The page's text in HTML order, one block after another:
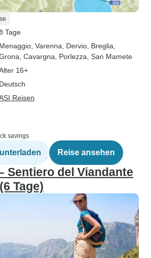
Tage
Menaggio , Varenna , Dervio , Breglia
, Cavargna , Porlezza , San Mamete
16+
Deutsch
Reisen
savings
Reise ansehen
Sentiero del Viandante
Tage)